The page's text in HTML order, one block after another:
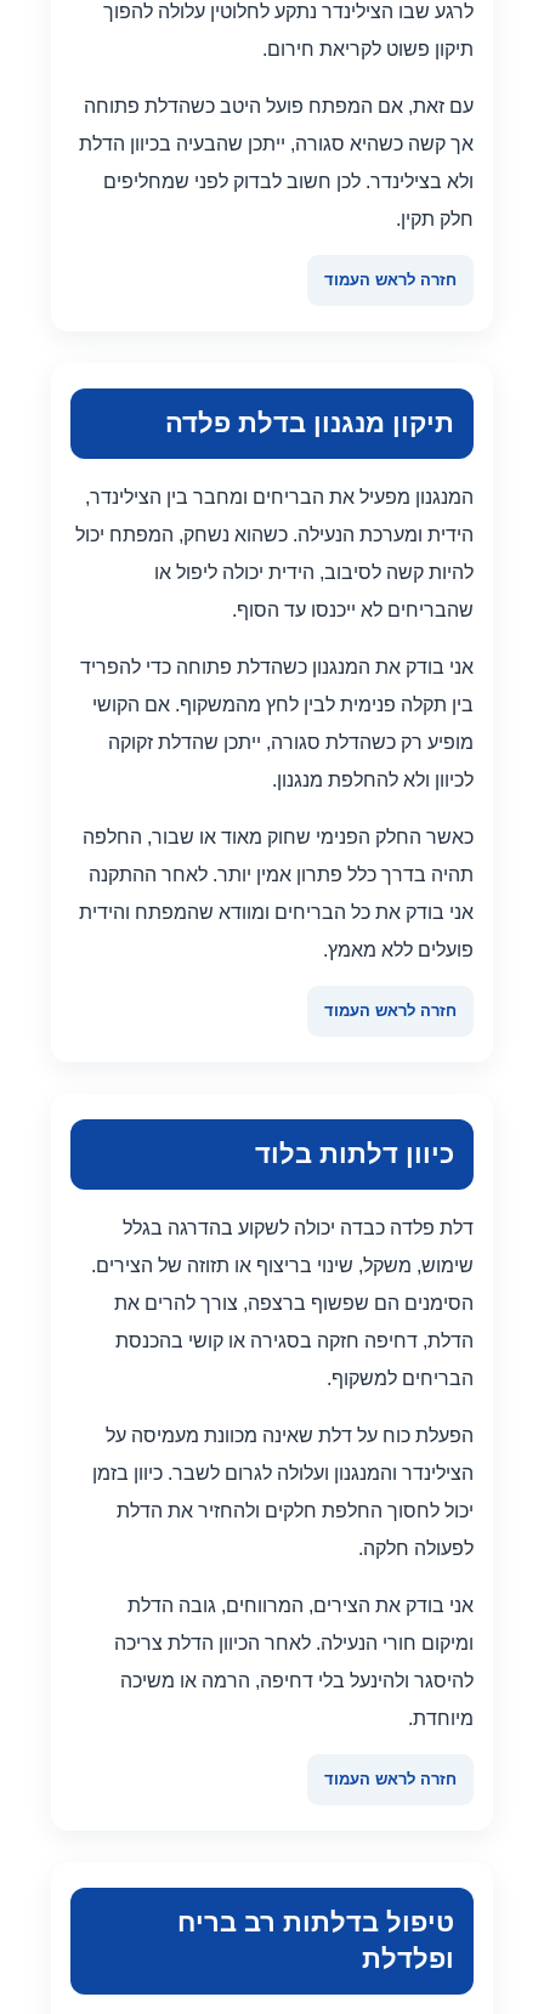
לרגע שבו הצילינדר נתקע לחלוטין עלולה להפוך
תיקון פשוט לקריאת חירום.
עם זאת, אם המפתח פועל היטב כשהדלת פתוחה
אך קשה כשהיא סגורה, ייתכן שהבעיה בכיוון הדלת
ולא בצילינדר. לכן חשוב לבדוק לפני שמחליפים
חלק תקין.
חזרה לראש העמוד
תיקון מנגנון בדלת פלדה
המנגנון מפעיל את הבריחים ומחבר בין הצילינדר,
הידית ומערכת הנעילה. כשהוא נשחק, המפתח יכול
להיות קשה לסיבוב, הידית יכולה ליפול או
שהבריחים לא ייכנסו עד הסוף.
אני בודק את המנגנון כשהדלת פתוחה כדי להפריד
בין תקלה פנימית לבין לחץ מהמשקוף. אם הקושי
מופיע רק כשהדלת סגורה, ייתכן שהדלת זקוקה
לכיוון ולא להחלפת מנגנון.
כאשר החלק הפנימי שחוק מאוד או שבור, החלפה
תהיה בדרך כלל פתרון אמין יותר. לאחר ההתקנה
אני בודק את כל הבריחים ומוודא שהמפתח והידית
פועלים ללא מאמץ.
חזרה לראש העמוד
כיוון דלתות בלוד
דלת פלדה כבדה יכולה לשקוע בהדרגה בגלל
שימוש, משקל, שינוי בריצוף או תזוזה של הצירים.
הסימנים הם שפשוף ברצפה, צורך להרים את
הדלת, דחיפה חזקה בסגירה או קושי בהכנסת
הבריחים למשקוף.
הפעלת כוח על דלת שאינה מכוונת מעמיסה על
הצילינדר והמנגנון ועלולה לגרום לשבר. כיוון בזמן
יכול לחסוך החלפת חלקים ולהחזיר את הדלת
לפעולה חלקה.
אני בודק את הצירים, המרווחים, גובה הדלת
ומיקום חורי הנעילה. לאחר הכיוון הדלת צריכה
להיסגר ולהינעל בלי דחיפה, הרמה או משיכה
מיוחדת.
חזרה לראש העמוד
טיפול בדלתות רב בריח
ופלדלת